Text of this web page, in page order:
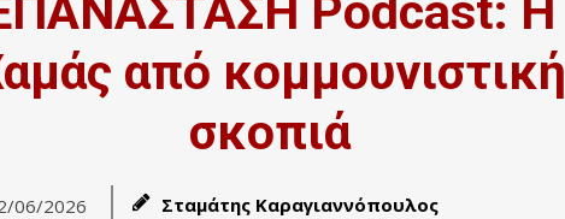
από κομμουνιστική
σκοπιά
06/2026 Σταμάτης Καραγιαννόπουλος